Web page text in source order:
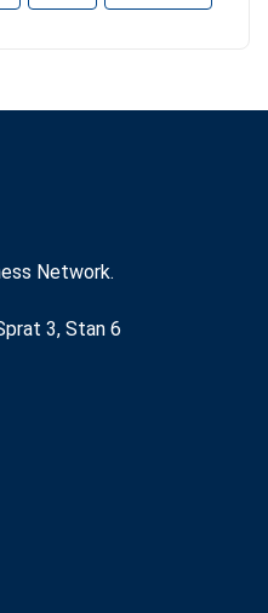
Network.
3, Stan 6